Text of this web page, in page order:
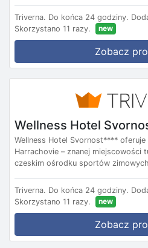
Triverna. Do końca 24 godziny.
Skorzystano 11 razy.
new
Zobacz
Wellness Hotel
Wellness Hotel Svornost****
Harrachovie – znanej miejscowości
czeskim ośrodku sportów
Triverna. Do końca 24 godziny.
Skorzystano 11 razy.
new
Zobacz